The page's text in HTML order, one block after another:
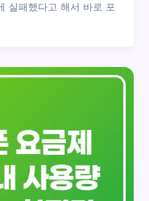
실패했다고 해서 바로 포